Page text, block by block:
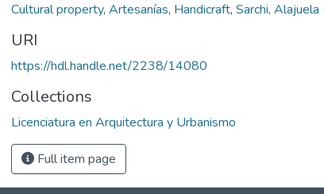
Cultural property, Artesanías, Handicraft, Sarchi, Alajuela
URI
https://hdl.handle.net/2238/14080
Collections
Licenciatura en Arquitectura y Urbanismo
Full item page